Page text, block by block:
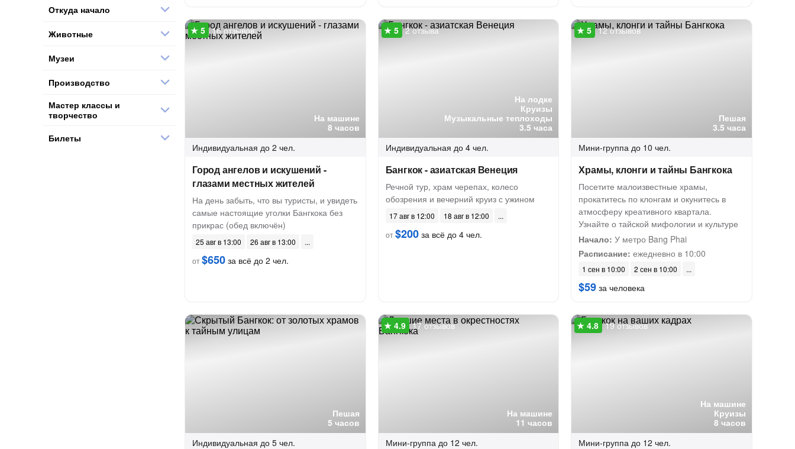
На машине
8 часов
16 отзывов
Индивидуальная до 2 чел.
Город ангелов и искушений -
глазами местных жителей
На день забыть, что вы туристы, и увидеть
самые настоящие уголки Бангкока без
прикрас (обед включён)
25 авг в 13:00
26 авг в 13:00
от$650 за всё до 2 чел.
На лодке
Круизы
Музыкальные теплоходы
3.5 часа
2 отзыва
Индивидуальная до 4 чел.
Бангкок - азиатская Венеция
Речной тур, храм черепах, колесо
обозрения и вечерний круиз с ужином
17 авг в 12:00
18 авг в 12:00
от$200за всё до 4 чел.
Пешая
3.5 часа
12 отзывов
Мини-группа до 10 чел.
Храмы, клонги и тайны Бангкока
Посетите малоизвестные храмы,
прокатитесь по клонгам и окунитесь в
атмосферу креативного квартала.
Узнайте о тайской мифологии и культуре
Начало: У метро Bang Phai
Расписание: ежедневно в 10:00
1 сен в 10:00 2 сен в 10:00
$59 за человека
Пешая
5 часов
Индивидуальная до 5 чел.
На машине
11 часов
17 отзывов
Мини-группа до 12 чел.
На машине
Круизы
8 часов
19 отзывов
Мини-группа до 12 чел.
Откуда начало
Животные
Музеи
Производство
Мастер классы и
творчество
Билеты